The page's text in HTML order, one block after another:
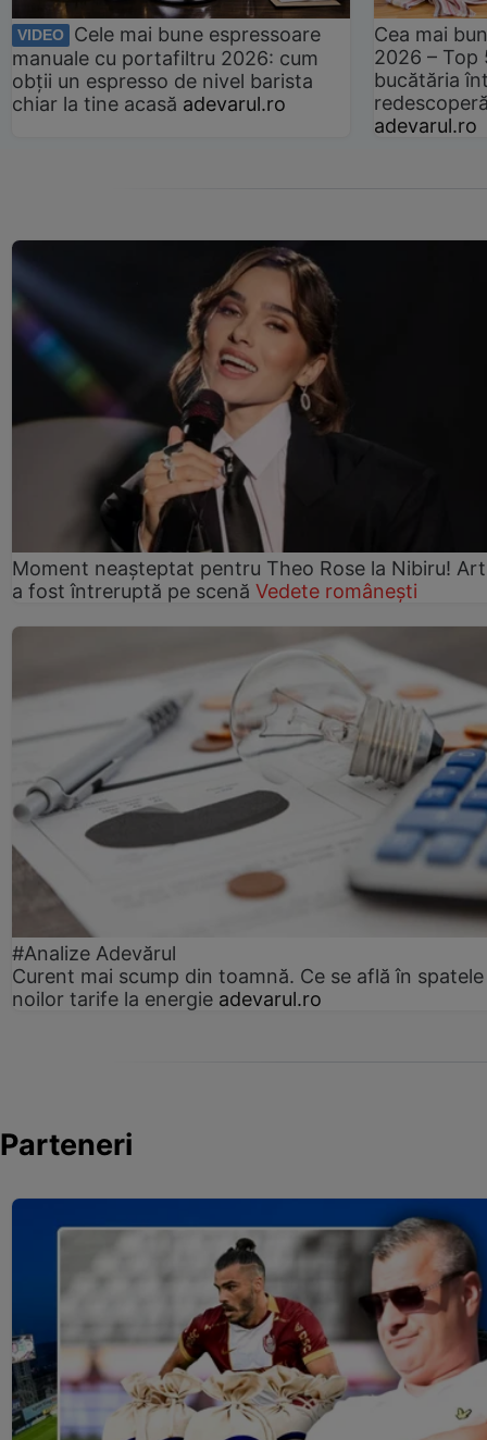
VIDEO
Cele mai bune espressoare
manuale cu portafiltru 2026: cum
obții un espresso de nivel barista
chiar la tine acasă adevarul.ro
Cea mai
2026 –
bucătăria
adevarul.ro
Moment neașteptat pentru Theo Rose la Nibiru!
a fost întreruptă pe scenă Vedete românești
#Analize Adevărul
Curent mai scump din toamnă. Ce se află în spatele
noilor tarife la energie adevarul.ro
Parteneri